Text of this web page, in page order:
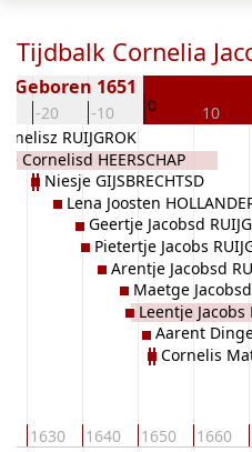
Tijdbalk Cornelia
-20 -10 0 10
Geboren 1651
1630 1640 1650 1660
RUIJGROK
Cornelisd HEERSCHAP
Niesje GIJSBRECHTSD
Lena Joosten
Geertje Jacobsd
Pietertje Jacobs
Arentje Jacobsd
Maetge
Leentje Jacobs
Aarent
Cornelis